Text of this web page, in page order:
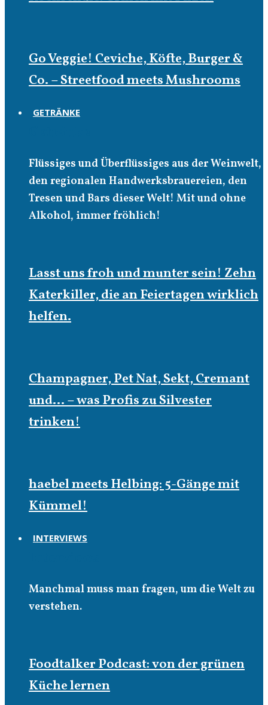
Go Veggie! Ceviche, Köfte, Burger &
Co. – Streetfood meets Mushrooms
GETRÄNKE
Flüssiges und Überflüssiges aus der Weinwelt,
den regionalen Handwerksbrauereien, den
Tresen und Bars dieser Welt! Mit und ohne
Alkohol, immer fröhlich!
Lasst uns froh und munter sein! Zehn
Katerkiller, die an Feiertagen wirklich
helfen.
Champagner, Pet Nat, Sekt, Cremant
und… – was Profis zu Silvester
trinken!
haebel meets Helbing: 5-Gänge mit
Kümmel!
INTERVIEWS
Manchmal muss man fragen, um die Welt zu
verstehen.
Foodtalker Podcast: von der grünen
Küche lernen